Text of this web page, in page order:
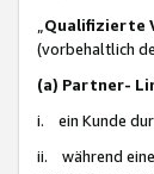
Qualifizierte
(vorbehaltlich
(a) Partner-
i. ein Kunde
ii. während